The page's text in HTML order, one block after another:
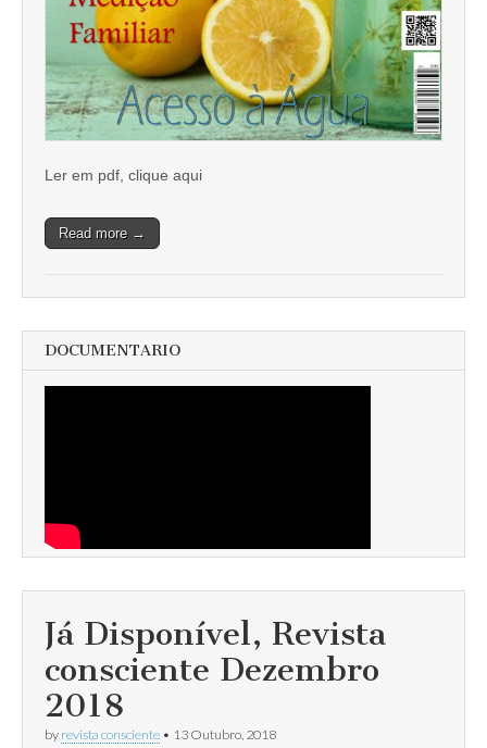
Ler em pdf, clique aqui
Read more →
DOCUMENTARIO
Já Disponível, Revista
consciente Dezembro
2018
by revista consciente • 13 Outubro, 2018